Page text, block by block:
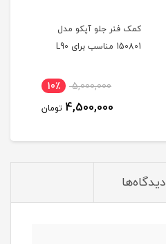
کمک فنر جلو آپکو مدل
150801 مناسب برای L90
5,000,000 10٪
4,500,000 تومان
دیدگاه‌ها